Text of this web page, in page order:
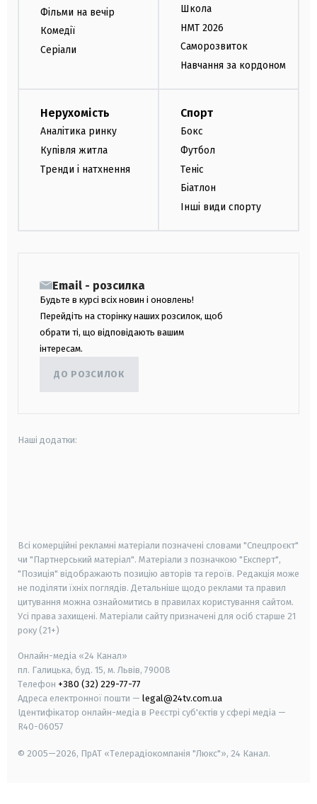
Фільми на вечір
Комедії
Серіали
Школа
НМТ 2026
Саморозвиток
Навчання за кордоном
Нерухомість
Аналітика ринку
Купівля житла
Тренди і натхнення
Спорт
Бокс
Футбол
Теніс
Біатлон
Інші види спорту
Email - розсилка
Будьте в курсі всіх новин і оновлень!
Перейдіть на сторінку наших розсилок, щоб
обрати ті, що відповідають вашим
інтересам.
ДО РОЗСИЛОК
Наші додатки:
Всі комерційні рекламні матеріали позначені словами "Спецпроєкт"
чи "Партнерський матеріал". Матеріали з позначкою "Експерт",
"Позиція" відображають позицію авторів та героїв. Редакція може
не поділяти їхніх поглядів. Детальніше щодо реклами та правил
цитування можна ознайомитись в правилах користування сайтом.
Усі права захищені. Матеріали сайту призначені для осіб старше 21
року (21+)
Онлайн-медіа «24 Канал»
пл. Галицька, буд. 15, м. Львів, 79008
Телефон +380 (32) 229-77-77
Адреса електронної пошти — legal@24tv.com.ua
Ідентифікатор онлайн-медіа в Реєстрі суб'єктів у сфері медіа —
R40-06057
© 2005—2026, ПрАТ «Телерадіокомпанія "Люкс"», 24 Канал.